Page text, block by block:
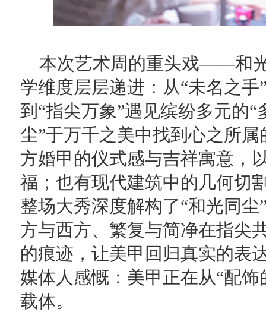
本次艺术周的重头戏——和
学维度层层递进：从“未名之
到“指尖万象”遇见缤纷多元的
尘”于万千之美中找到心之所
方婚甲的仪式感与吉祥寓意，
福；也有现代建筑中的几何切
整场大秀深度解构了“和光同
方与西方、繁复与简净在指尖
的痕迹，让美甲回归真实的表
媒体人感慨：美甲正在从“配
载体。